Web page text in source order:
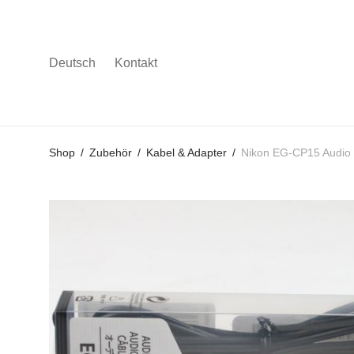
Deutsch Kontakt
Shop / Zubehör / Kabel & Adapter / Nikon EG-CP15